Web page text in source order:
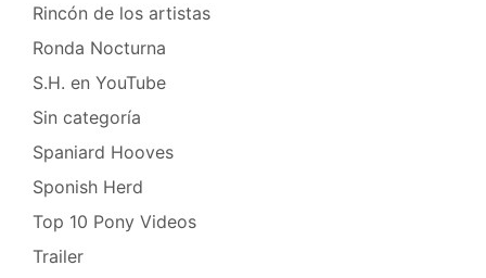
Rincón de los artistas
Ronda Nocturna
S.H. en YouTube
Sin categoría
Spaniard Hooves
Sponish Herd
Top 10 Pony Videos
Trailer